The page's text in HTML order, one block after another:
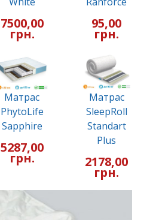
7500,00
грн.
95,00
грн.
Матрас
PhytoLife
Sapphire
5287,00
грн.
Матрас
SleepRoll
Standart
Plus
2178,00
грн.